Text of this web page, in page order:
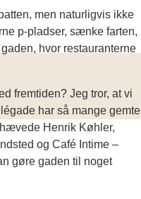
men naturligvis ikke
p-pladser, sænke farten,
hvor restauranterne
fremtiden? Jeg tror, at vi
har så mange gemte
Henrik Køhler,
og Café Intime –
gøre gaden til noget